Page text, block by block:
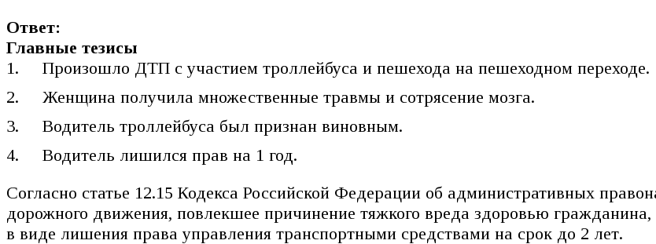
Ответ:
Главные тезисы
Произошло ДТП с участием троллейбуса и пешехода на пешеходном переходе.
Женщина получила множественные травмы и сотрясение мозга.
Водитель троллейбуса был признан виновным.
Водитель лишился прав на 1 год.
Согласно статье 12.15 Кодекса Российской Федерации об административных
дорожного движения, повлекшее причинение тяжкого вреда здоровью гражданина,
в виде лишения права управления транспортными средствами на срок до 2 лет.